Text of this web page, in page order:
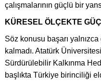
çalışmalarının güçlü bir
KÜRESEL ÖLÇEKTE
Söz konusu başarı yalnızca
kalmadı. Atatürk
Sürdürülebilir Kalkınma
başlıkta Türkiye birinciliği